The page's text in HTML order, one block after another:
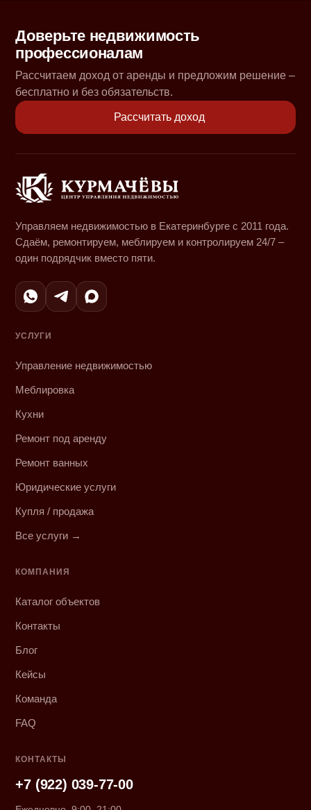
Доверьте недвижимость
профессионалам
Рассчитаем доход от аренды и предложим решение –
бесплатно и без обязательств.
Рассчитать доход
Управляем недвижимостью в Екатеринбурге с 2011 года.
Сдаём, ремонтируем, меблируем и контролируем 24/7 –
один подрядчик вместо пяти.
УСЛУГИ
Управление недвижимостью
Меблировка
Кухни
Ремонт под аренду
Ремонт ванных
Юридические услуги
Купля / продажа
Все услуги →
КОМПАНИЯ
Каталог объектов
Контакты
Блог
Кейсы
Команда
FAQ
КОНТАКТЫ
+7 (922) 039-77-00